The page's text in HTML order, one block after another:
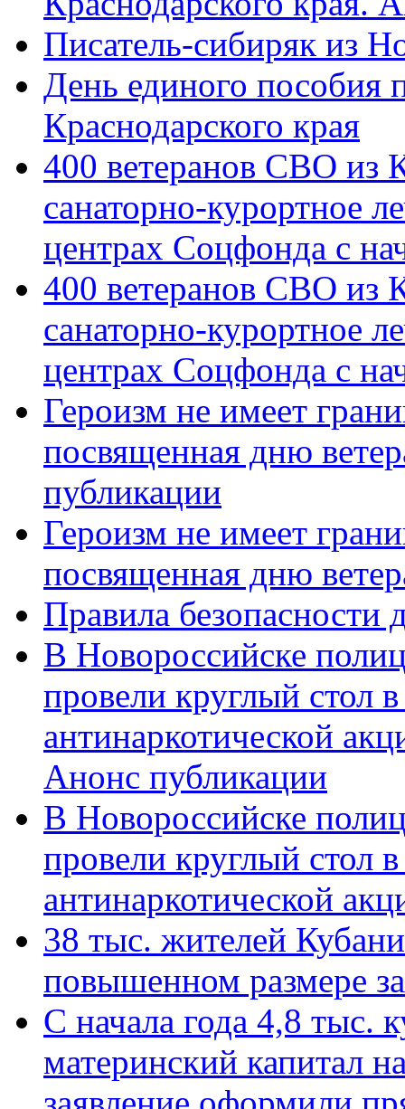
Писатель-сибиряк из
День единого пособия
Краснодарского края
400 ветеранов СВО из
санаторно-курортное
центрах Соцфонда с
400 ветеранов СВО из
санаторно-курортное
центрах Соцфонда с
Героизм не имеет
посвященная дню
публикации
Героизм не имеет
посвященная дню
Правила безопасности
В Новороссийске
провели круглый стол
антинаркотической
Анонс публикации
В Новороссийске
провели круглый стол
антинаркотической
38 тыс. жителей
повышенном размере
С начала года 4,8 тыс.
материнский капитал